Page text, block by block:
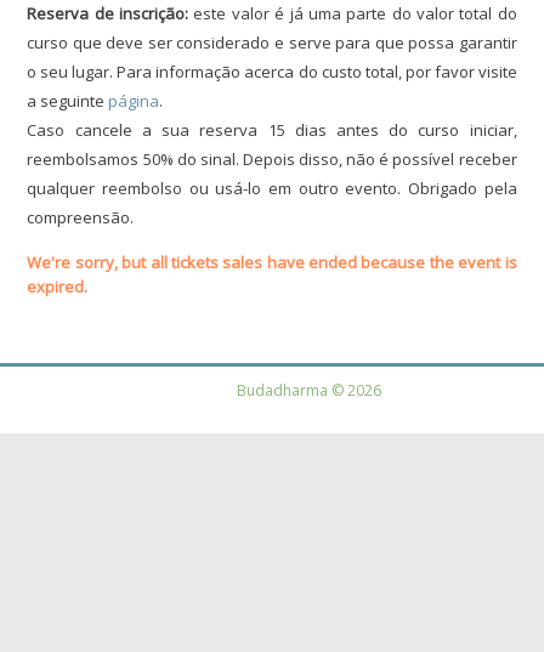
Reserva de inscrição: este valor é já uma parte do valor total do
curso que deve ser considerado e serve para que possa garantir
o seu lugar. Para informação acerca do custo total, por favor visite
a seguinte página.
Caso cancele a sua reserva 15 dias antes do curso iniciar,
reembolsamos 50% do sinal. Depois disso, não é possível receber
qualquer reembolso ou usá-lo em outro evento. Obrigado pela
compreensão.
We're sorry, but all tickets sales have ended because the event is
expired.
Budadharma © 2026